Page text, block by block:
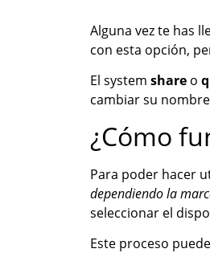
Alguna vez te has
con esta opción,
El system share o
cambiar su
¿Cómo
Para poder hacer
dependiendo la
seleccionar el
Este proceso